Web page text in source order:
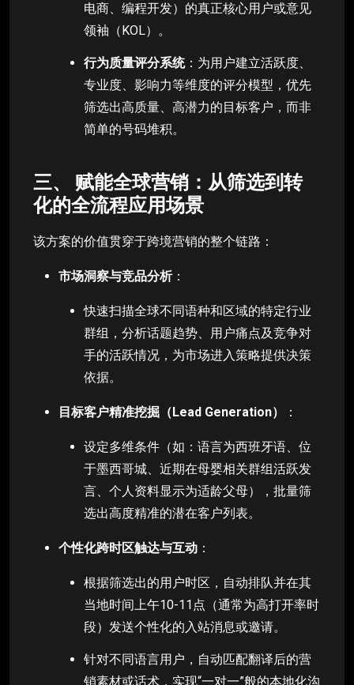
电商、编程开发）的真正核心用户或意见
领袖（KOL）。
行为质量评分系统：为用户建立活跃度、
专业度、影响力等维度的评分模型，优先
筛选出高质量、高潜力的目标客户，而非
简单的号码堆积。
三、 赋能全球营销：从筛选到转
化的全流程应用场景
该方案的价值贯穿于跨境营销的整个链路：
市场洞察与竞品分析：
快速扫描全球不同语种和区域的特定行业
群组，分析话题趋势、用户痛点及竞争对
手的活跃情况，为市场进入策略提供决策
依据。
目标客户精准挖掘（Lead Generation） ：
设定多维条件（如：语言为西班牙语、位
于墨西哥城、近期在母婴相关群组活跃发
言、个人资料显示为适龄父母），批量筛
选出高度精准的潜在客户列表。
个性化跨时区触达与互动 ：
根据筛选出的用户时区，自动排队并在其
当地时间上午10-11点（通常为高打开率时
段）发送个性化的入站消息或邀请。
针对不同语言用户，自动匹配翻译后的营
销素材或话术，实现“一对一”般的本地化沟